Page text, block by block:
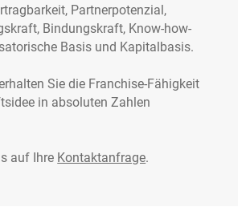
Partnerpotenzial,
Bindungskraft, Know-how-
Basis und Kapitalbasis.
Sie die Franchise-Fähigkeit
in absoluten Zahlen
auf Ihre Kontaktanfrage.